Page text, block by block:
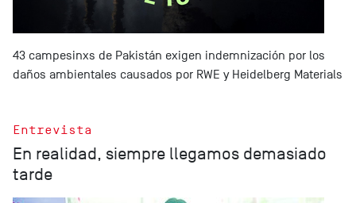
43 campesinxs de Pakistán exigen indemnización por los
daños ambientales causados por RWE y Heidelberg Materials
Entrevista
En realidad, siempre llegamos demasiado
tarde